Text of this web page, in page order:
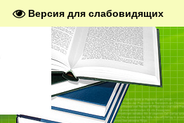
Версия для слабовидящих